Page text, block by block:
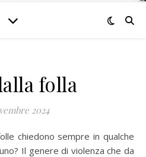
folla
2024
Il genere di violenza che da